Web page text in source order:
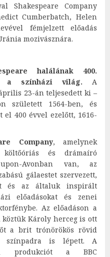
Shakespeare Company
Cumberbatch, Helen
fémjelzett előadás
mozivásznára.
halálának 400.
a színházi világ. A
23-án teljesedett ki –
született 1564-ben, és
400 évvel ezelőtt, 1616-
Company, amelynek
és drámaíró
upon-Avonban van, az
gálaestet szervezett,
és az általuk inspirált
előadásokat és zenei
Az előadáson a
Károly herceg is ott
a brit trónörökös rövid
színpadra is lépett. A
produkciót a BBC